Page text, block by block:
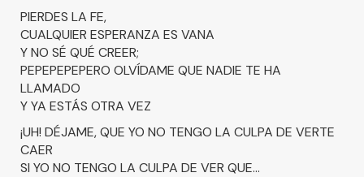
PIERDES LA FE,
CUALQUIER ESPERANZA ES VANA
Y NO SÉ QUÉ CREER;
PEPEPEPEPERO OLVÍDAME QUE NADIE TE HA
LLAMADO
Y YA ESTÁS OTRA VEZ
¡UH! DÉJAME, QUE YO NO TENGO LA CULPA DE VERTE
CAER
SI YO NO TENGO LA CULPA DE VER QUE...